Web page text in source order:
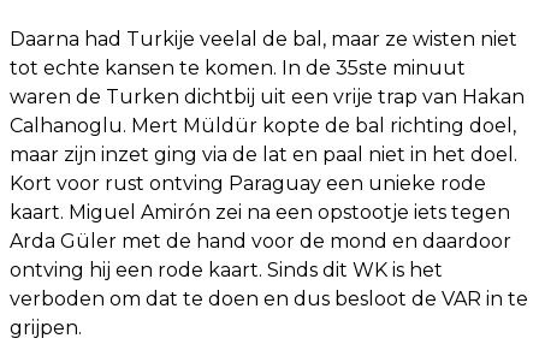
Daarna had Turkije veelal de bal, maar ze wisten niet
tot echte kansen te komen. In de 35ste minuut
waren de Turken dichtbij uit een vrije trap van Hakan
Calhanoglu. Mert Müldür kopte de bal richting doel,
maar zijn inzet ging via de lat en paal niet in het doel.
Kort voor rust ontving Paraguay een unieke rode
kaart. Miguel Amirón zei na een opstootje iets tegen
Arda Güler met de hand voor de mond en daardoor
ontving hij een rode kaart. Sinds dit WK is het
verboden om dat te doen en dus besloot de VAR in te
grijpen.